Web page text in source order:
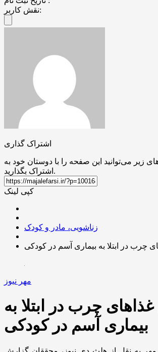
نقش کاربر:
اشتراک گذاری
زیر می‌توانید این صفحه را با دوستان خود به
اشتراک بگذارید.
کپی لینک
زناشویی، مادر و کودک
چرب در ابتلا به بیماری آسم در کودکی
مهر نیوز
چرب در ابتلا به
بیماری آسم در کودکی